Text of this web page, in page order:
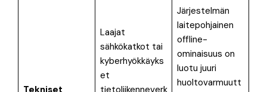
Laajat
sähkökatkot tai
kyberhyökkäyks
et
Järjestelmän
laitepohjainen
offline-
ominaisuus on
luotu juuri
huoltovarmuutt